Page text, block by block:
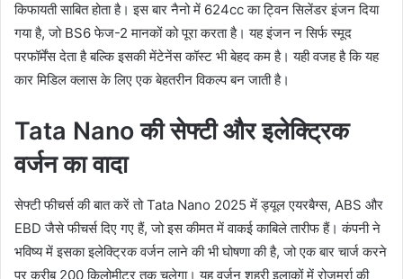
किफायती साबित होता है। इस बार नैनो में 624cc का ट्विन सिलेंडर इंजन दिया
गया है, जो BS6 फेज-2 मानकों को पूरा करता है। यह इंजन न सिर्फ स्मूद
परफॉर्मेंस देता है बल्कि इसकी मेंटेनेंस कॉस्ट भी बेहद कम है। यही वजह है कि यह
कार मिडिल क्लास के लिए एक बेहतरीन विकल्प बन जाती है।
Tata Nano की सेफ्टी और इलेक्ट्रिक
वर्जन का वादा
सेफ्टी फीचर्स की बात करें तो Tata Nano 2025 में ड्यूल एयरबैग्स, ABS और
EBD जैसे फीचर्स दिए गए हैं, जो इस कीमत में वाकई काबिले तारीफ हैं। कंपनी ने
भविष्य में इसका इलेक्ट्रिक वर्जन लाने की भी घोषणा की है, जो एक बार चार्ज करने
पर करीब 200 किलोमीटर तक चलेगा। यह वर्जन शहरी इलाकों में रोजमर्रा की